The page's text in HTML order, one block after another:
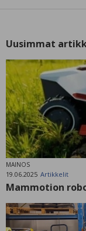
Uusimmat
MAINOS
19.06.2025 Artikkelit
Mammotion